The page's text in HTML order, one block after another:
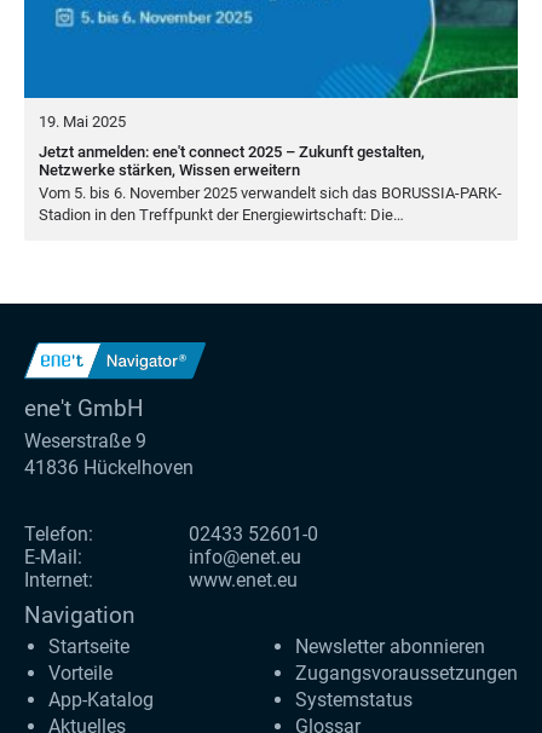
19. Mai 2025
Jetzt anmelden: ene't connect 2025 – Zukunft gestalten,
Netzwerke stärken, Wissen erweitern
Vom 5. bis 6. Novem­ber2025 ver­wan­delt sich das BORUS­SIA-PARK-
Sta­di­on in den Treff­punkt der Ener­gie­wirt­schaft: Die…
ene't GmbH
Weserstraße 9
41836 Hückelhoven
Telefon:
02433 52601-0
E-Mail:
info@enet.eu
Internet:
www.enet.eu
Navigation
Startseite
Vorteile
App-Katalog
Aktuelles
Newsletter abonnieren
Zugangs­voraus­setzungen
Systemstatus
Glossar